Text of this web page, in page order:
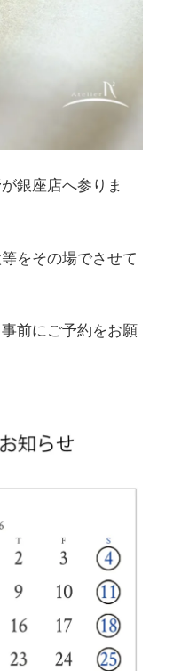
銀座店へ参りま
をその場でさせて
前にご予約をお願